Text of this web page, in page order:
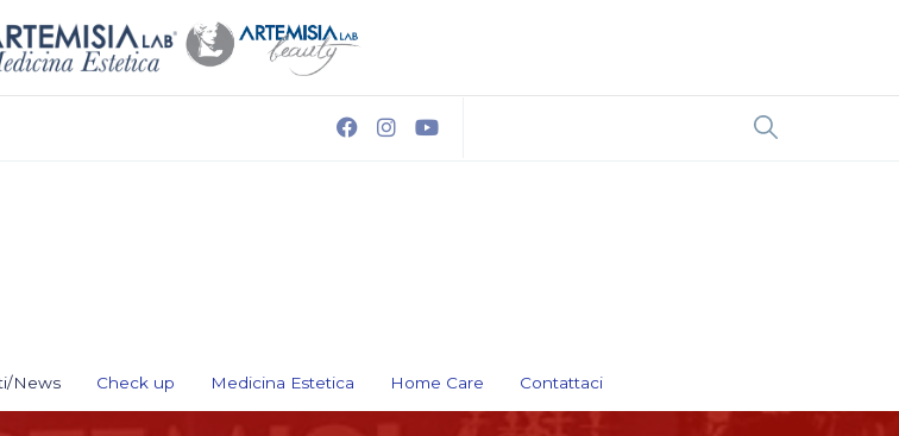
News Check up Medicina Estetica Home Care Contattaci